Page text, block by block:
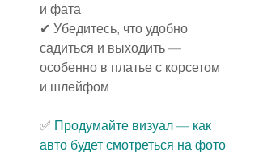
и фата
✔ Убедитесь, что удобно
садиться и выходить —
особенно в платье с корсетом
и шлейфом
✅ Продумайте визуал — как
авто будет смотреться на фото